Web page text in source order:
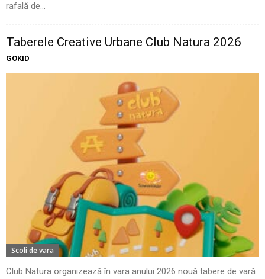
rafală de...
Taberele Creative Urbane Club Natura 2026
GOKID
Scoli de vara
Club Natura organizează în vara anului 2026 nouă tabere de vară